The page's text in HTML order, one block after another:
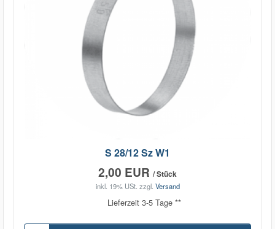
S 28/12 Sz W1
2,00 EUR / Stück
inkl. 19% USt. zzgl. Versand
Lieferzeit 3-5 Tage **